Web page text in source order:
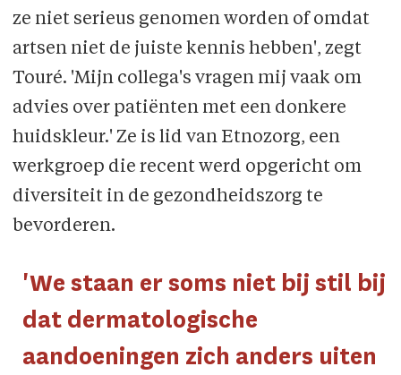
ze niet serieus genomen worden of omdat
artsen niet de juiste kennis hebben', zegt
Touré. 'Mijn collega's vragen mij vaak om
advies over patiënten met een donkere
huidskleur.' Ze is lid van Etnozorg, een
werkgroep die recent werd opgericht om
diversiteit in de gezondheidszorg te
bevorderen.
'We staan er soms niet bij stil bij
dat dermatologische
aandoeningen zich anders uiten